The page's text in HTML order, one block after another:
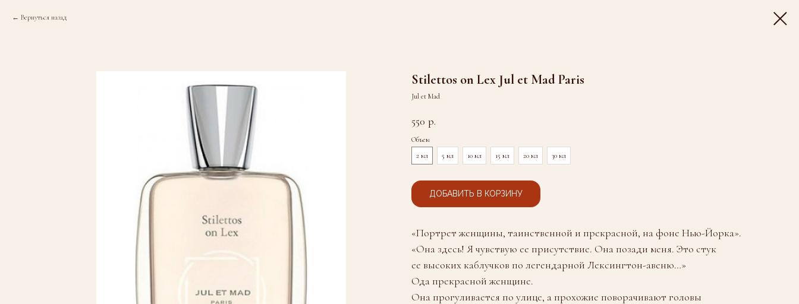
Вернуться назад
Stilettos on Lex Jul et Mad Paris
Jul et Mad
550 р.
Объем
2 мл
5 мл 10 мл 15 мл 20 мл 30 мл
ДОБАВИТЬ В КОРЗИНУ
«Портрет женщины, таинственной и прекрасной, на фоне Нью-Йорка».
«Она здесь! Я чувствую ее присутствие. Она позади меня. Это стук
ее высоких каблучков по легендарной Лексингтон-авеню…»
Ода прекрасной женщине.
Она прогуливается по улице, а прохожие поворачивают головы